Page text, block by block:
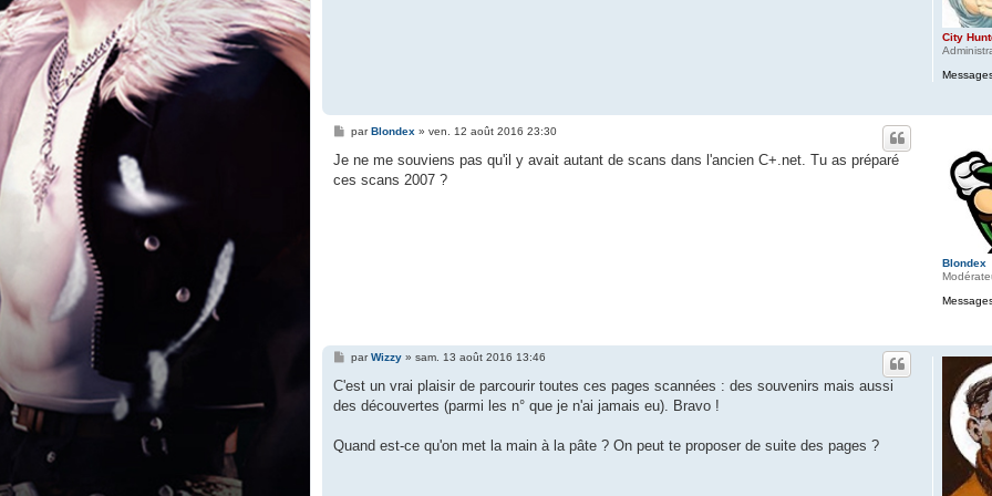
City
Blondex
M
s
a
parBlondex » ven. 12 août 2016 23:30
Je ne me souviens pas qu'il y avait autant de scans dans l'ancien C+.net. Tu as préparé
ces scans 2007 ?
M
s
a
parWizzy» sam. 13 août 2016 13:46
C'est un vrai plaisir de parcourir toutes ces pages scannées : des souvenirs mais aussi
des découvertes (parmi les n° que je n'ai jamais eu). Bravo !
Quand est-ce qu'on met la main à la pâte ? On peut te proposer de suite des pages ?